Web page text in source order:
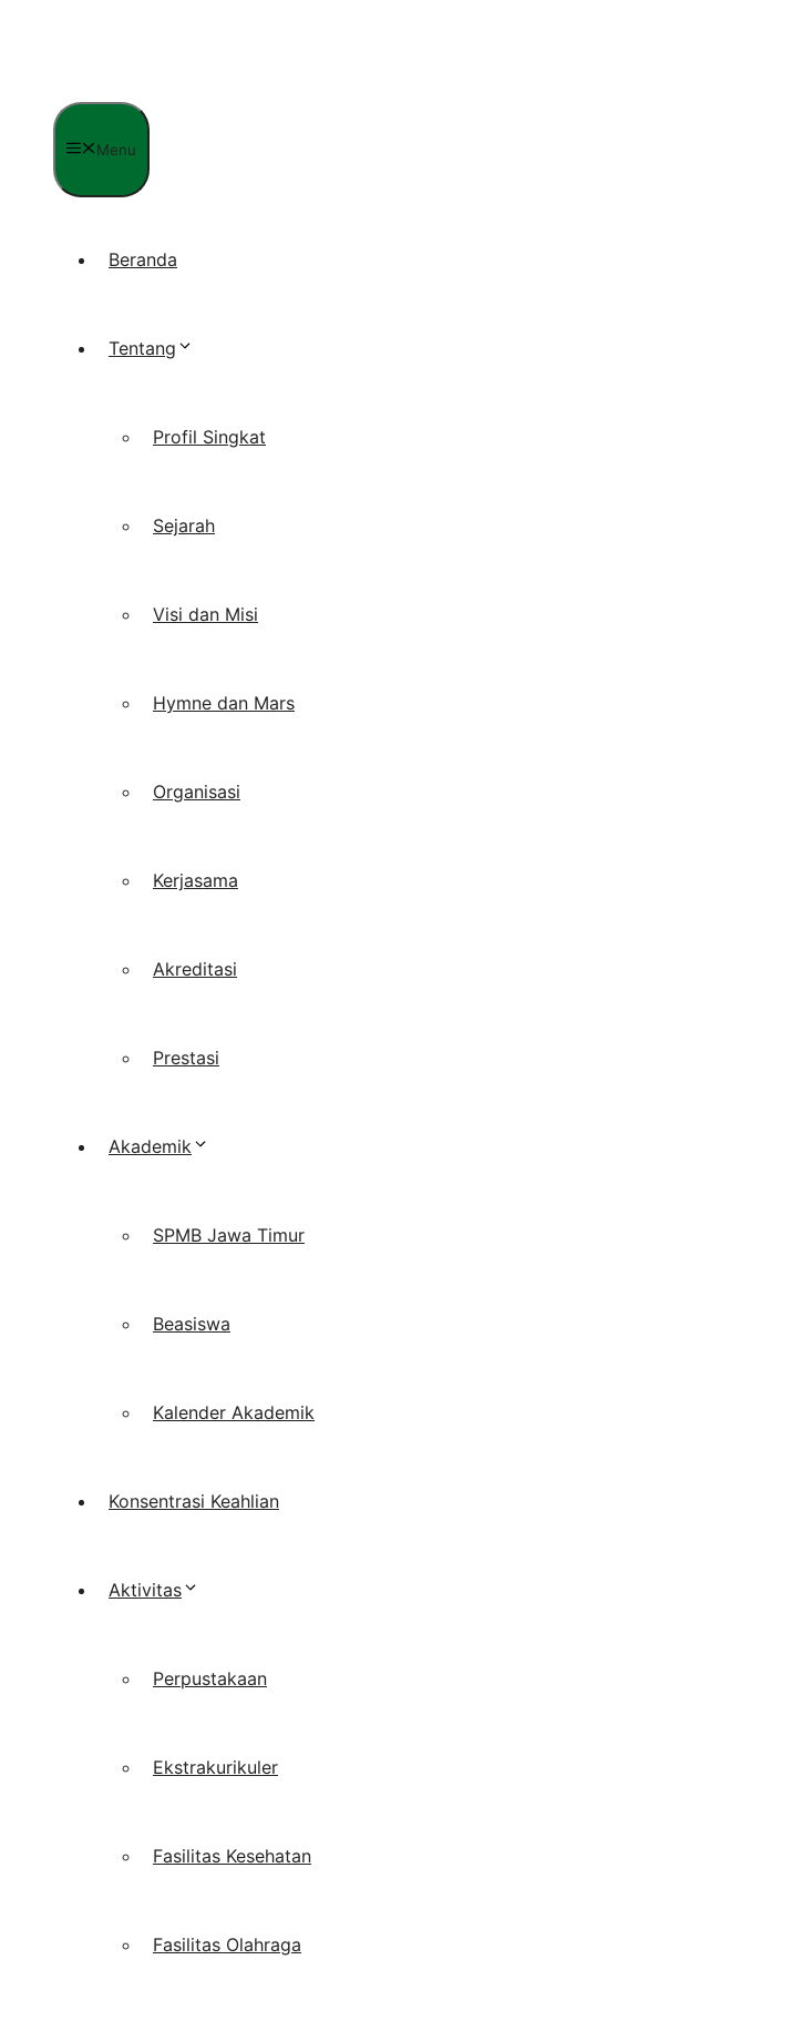
Menu
Beranda
Tentang
Profil Singkat
Sejarah
Visi dan Misi
Hymne dan Mars
Organisasi
Kerjasama
Akreditasi
Prestasi
Akademik
SPMB Jawa Timur
Beasiswa
Kalender Akademik
Konsentrasi Keahlian
Aktivitas
Perpustakaan
Ekstrakurikuler
Fasilitas Kesehatan
Fasilitas Olahraga